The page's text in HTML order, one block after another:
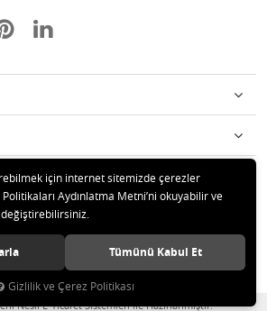
OTOMOTİV Tüm hakları saklıdır.
Nesil E-Ticaret Sistemleri ile Hazırlanmıştır.
için internet sitemizde çerezler
Aydınlatma Metni’ni okuyabilir ve
Tümünü Kabul Et
Gizlilik ve Çerez Politikası